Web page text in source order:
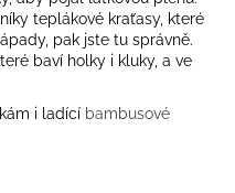
teplákové kraťasy, které
pak jste tu správně.
baví holky i kluky, a ve
i ladící bambusové